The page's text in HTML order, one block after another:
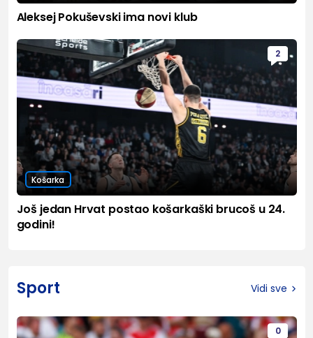
Aleksej Pokuševski ima novi klub
2
Košarka
Još jedan Hrvat postao košarkaški brucoš u 24.
godini!
Sport Vidi sve
0